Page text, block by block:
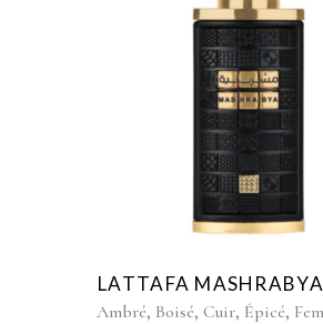
LATTAFA
Ambré, Boisé, Cuir, Épicé,